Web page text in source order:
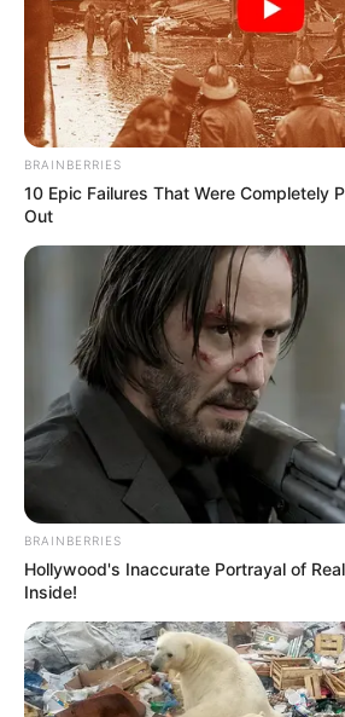
BRAINBERRIES
10 Epic Failures That Were Completely
Out
BRAINBERRIES
Hollywood's Inaccurate Portrayal of
Inside!